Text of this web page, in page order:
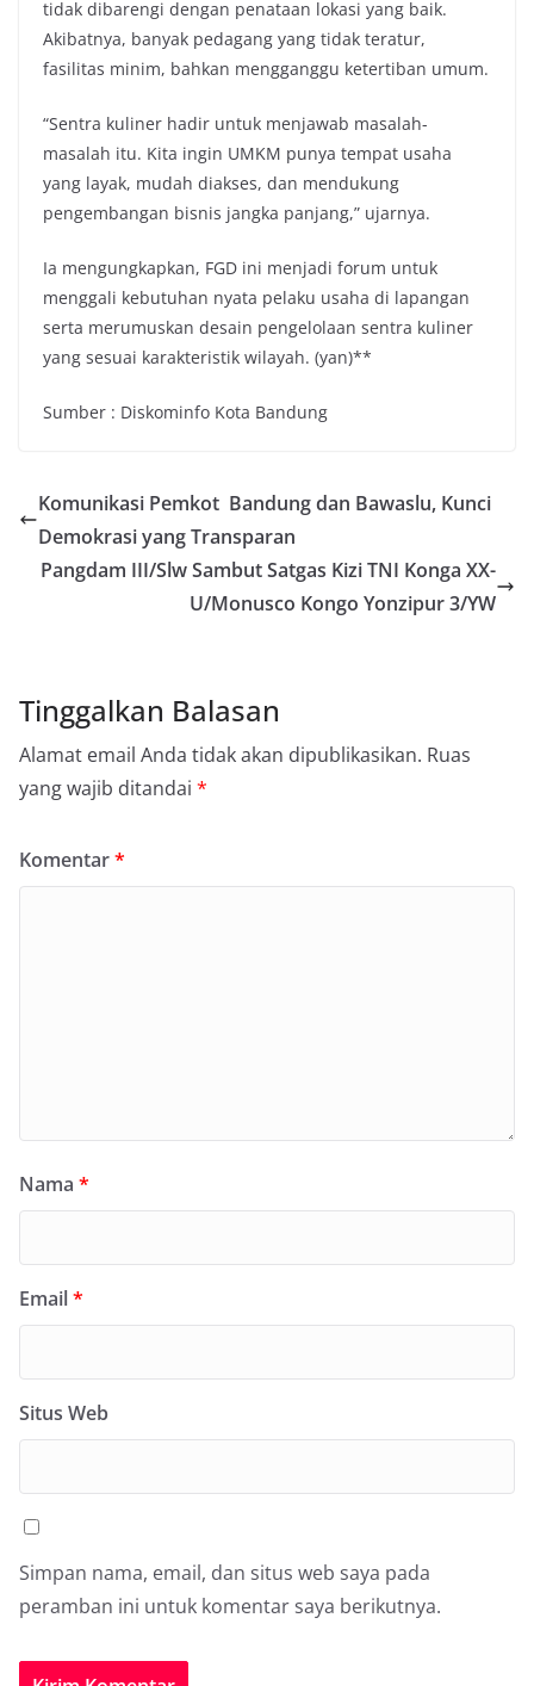
tidak dibarengi dengan penataan lokasi yang baik.
Akibatnya, banyak pedagang yang tidak teratur,
fasilitas minim, bahkan mengganggu ketertiban umum.
“Sentra kuliner hadir untuk menjawab masalah-
masalah itu. Kita ingin UMKM punya tempat usaha
yang layak, mudah diakses, dan mendukung
pengembangan bisnis jangka panjang,” ujarnya.
Ia mengungkapkan, FGD ini menjadi forum untuk
menggali kebutuhan nyata pelaku usaha di lapangan
serta merumuskan desain pengelolaan sentra kuliner
yang sesuai karakteristik wilayah. (yan)**
Sumber : Diskominfo Kota Bandung
Komunikasi Pemkot Bandung dan Bawaslu, Kunci
Demokrasi yang Transparan
Pangdam III/Slw Sambut Satgas Kizi TNI Konga XX-
U/Monusco Kongo Yonzipur 3/YW
Tinggalkan Balasan
Alamat email Anda tidak akan dipublikasikan. Ruas
yang wajib ditandai *
Komentar*
Nama *
Email*
Situs Web
Simpan nama, email, dan situs web saya pada
peramban ini untuk komentar saya berikutnya.